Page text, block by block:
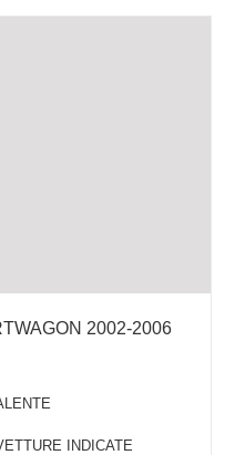
2002-2006
INDICATE